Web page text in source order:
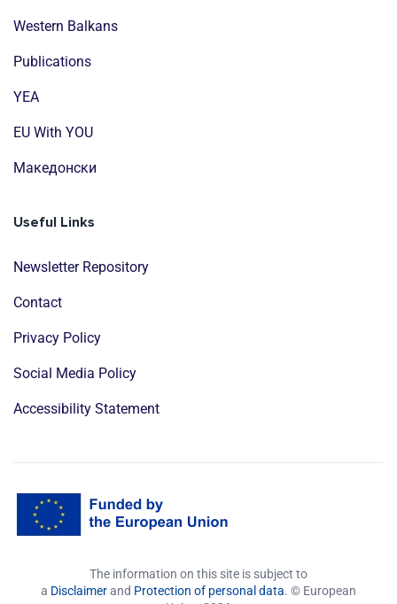
Western Balkans
Publications
YEA
EU With YOU
Mакедонски
Useful Links
Newsletter Repository
Contact
Privacy Policy
Social Media Policy
Accessibility Statement
The information on this site is subject to
a Disclaimerand Protection of personal data. © European